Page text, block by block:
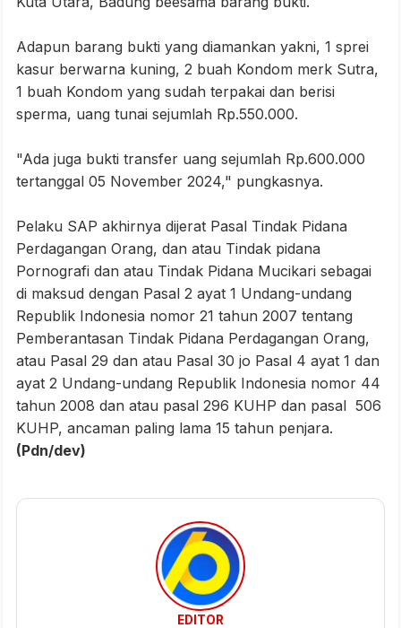
Adapun barang bukti yang diamankan yakni, 1 sprei
kasur berwarna kuning, 2 buah Kondom merk Sutra,
1 buah Kondom yang sudah terpakai dan berisi
sperma, uang tunai sejumlah Rp.550.000.
"Ada juga bukti transfer uang sejumlah Rp.600.000
tertanggal 05 November 2024," pungkasnya.
Pelaku SAP akhirnya dijerat Pasal Tindak Pidana
Perdagangan Orang, dan atau Tindak pidana
Pornografi dan atau Tindak Pidana Mucikari sebagai
di maksud dengan Pasal 2 ayat 1 Undang-undang
Republik Indonesia nomor 21 tahun 2007 tentang
Pemberantasan Tindak Pidana Perdagangan Orang,
atau Pasal 29 dan atau Pasal 30 jo Pasal 4 ayat 1 dan
ayat 2 Undang-undang Republik Indonesia nomor 44
tahun 2008 dan atau pasal 296 KUHP dan pasal 506
KUHP, ancaman paling lama 15 tahun penjara.
(Pdn/dev)
EDITOR